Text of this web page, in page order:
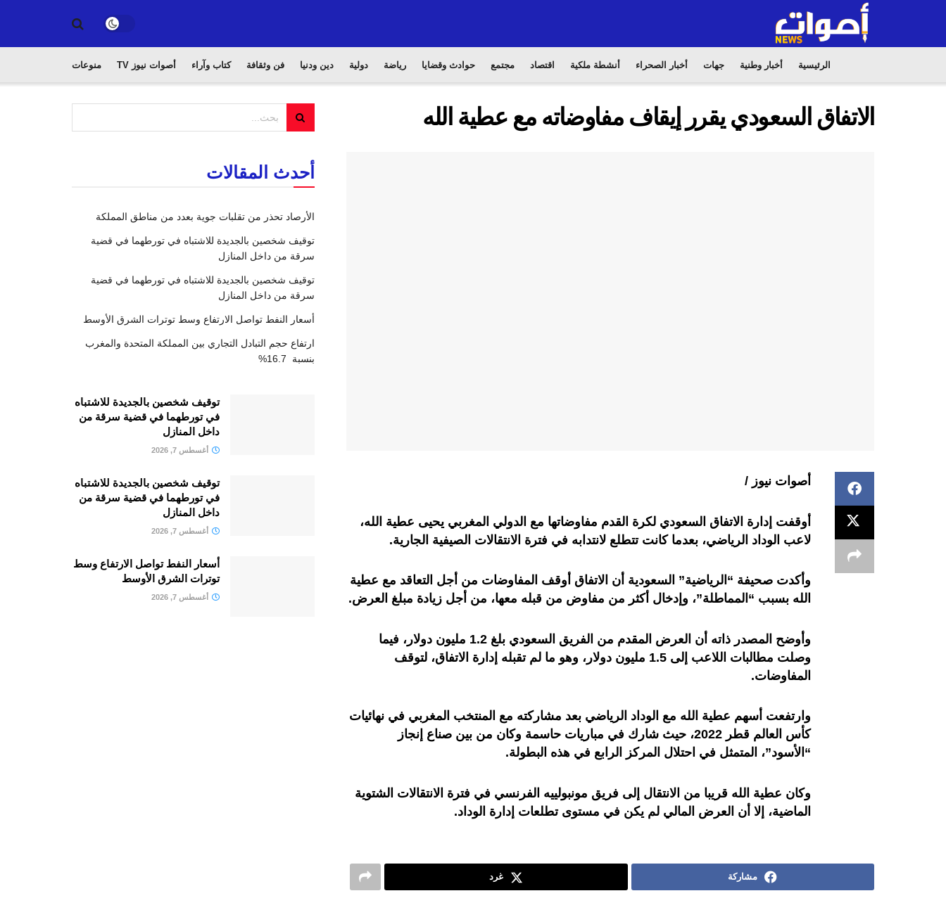
الرئيسية أخبار وطنية جهات أخبار الصحراء أنشطة ملكية اقتصاد مجتمع حوادث وقضايا رياضة دولية دين ودنيا فن وثقافة كتاب وآراء أصوات نيوز TV منوعات
الاتفاق السعودي يقرر إيقاف مفاوضاته مع عطية الله
أصوات نيوز /
أوقفت إدارة الاتفاق السعودي لكرة القدم مفاوضاتها مع الدولي المغربي يحيى عطية الله،
لاعب الوداد الرياضي، بعدما كانت تتطلع لانتدابه في فترة الانتقالات الصيفية الجارية.
وأكدت صحيفة “الرياضية” السعودية أن الاتفاق أوقف المفاوضات من أجل التعاقد مع عطية
الله بسبب “المماطلة”، وإدخال أكثر من مفاوض من قبله معها، من أجل زيادة مبلغ العرض.
وأوضح المصدر ذاته أن العرض المقدم من الفريق السعودي بلغ 1.2 مليون دولار، فيما
وصلت مطالبات اللاعب إلى 1.5 مليون دولار، وهو ما لم تقبله إدارة الاتفاق، لتوقف
المفاوضات.
وارتفعت أسهم عطية الله مع الوداد الرياضي بعد مشاركته مع المنتخب المغربي في نهائيات
كأس العالم قطر 2022، حيث شارك في مباريات حاسمة وكان من بين صناع إنجاز
“الأسود”، المتمثل في احتلال المركز الرابع في هذه البطولة.
وكان عطية الله قريبا من الانتقال إلى فريق مونبولييه الفرنسي في فترة الانتقالات الشتوية
الماضية، إلا أن العرض المالي لم يكن في مستوى تطلعات إدارة الوداد.
مشاركة غرد
أحدث المقالات
الأرصاد تحذر من تقلبات جوية بعدد من مناطق المملكة
توقيف شخصين بالجديدة للاشتباه في تورطهما في قضية
سرقة من داخل المنازل
توقيف شخصين بالجديدة للاشتباه في تورطهما في قضية
سرقة من داخل المنازل
أسعار النفط تواصل الارتفاع وسط توترات الشرق الأوسط
ارتفاع حجم التبادل التجاري بين المملكة المتحدة والمغرب
بنسبة 16.7%
توقيف شخصين بالجديدة للاشتباه
في تورطهما في قضية سرقة من
داخل المنازل
أغسطس 7, 2026
توقيف شخصين بالجديدة للاشتباه
في تورطهما في قضية سرقة من
داخل المنازل
أغسطس 7, 2026
أسعار النفط تواصل الارتفاع وسط
توترات الشرق الأوسط
أغسطس 7, 2026